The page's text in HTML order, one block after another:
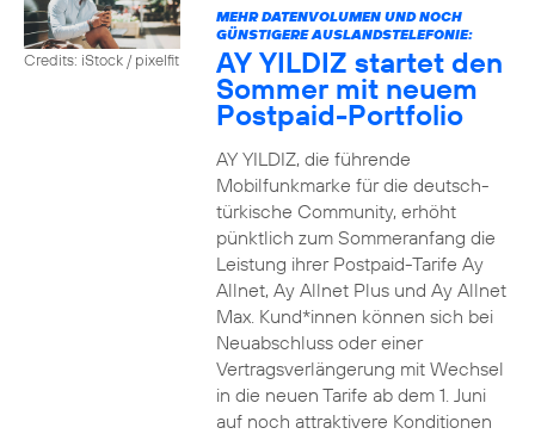
Credits: iStock / pixelfit
MEHR DATENVOLUMEN UND NOCH
GÜNSTIGERE AUSLANDSTELEFONIE:
AY YILDIZ startet den
Sommer mit neuem
Postpaid-Portfolio
AY YILDIZ, die führende
Mobilfunkmarke für die deutsch-
türkische Community, erhöht
pünktlich zum Sommeranfang die
Leistung ihrer Postpaid-Tarife Ay
Allnet, Ay Allnet Plus und Ay Allnet
Max. Kund*innen können sich bei
Neuabschluss oder einer
Vertragsverlängerung mit Wechsel
in die neuen Tarife ab dem 1. Juni
auf noch attraktivere Konditionen